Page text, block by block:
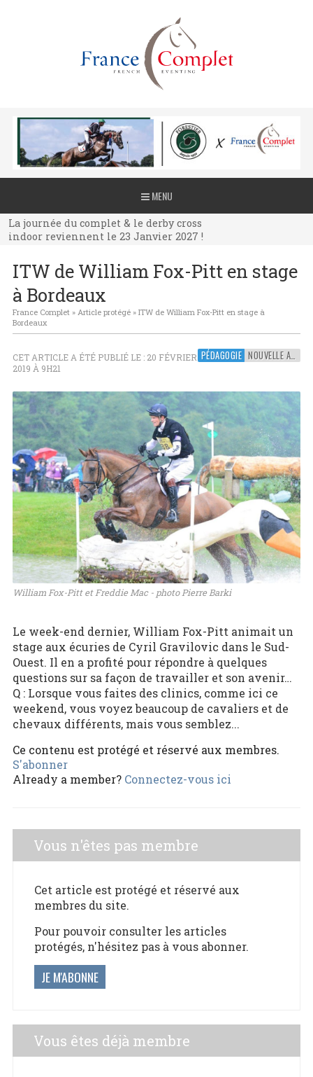
MENU
La journée du complet & le derby cross
indoor reviennent le 23 Janvier 2027 !
La journée du complet & le derby cross
indoor reviennent le 23 Janvier 2027 !
indoor reviennent le 23 Janvier 2027 !
ITW de William Fox-Pitt en stage
à Bordeaux
France Complet» Article protégé» ITW de William Fox-Pitt en stage à
Bordeaux
PÉDAGOGIE NOUVELLE AQUITAINE
CET ARTICLE A ÉTÉ PUBLIÉ LE : 20 FÉVRIER
2019 À 9H21
William Fox-Pitt et Freddie Mac - photo Pierre Barki
Le week-end dernier, William Fox-Pitt animait un
stage aux écuries de Cyril Gravilovic dans le Sud-
Ouest. Il en a profité pour répondre à quelques
questions sur sa façon de travailler et son avenir…
Q : Lorsque vous faites des clinics, comme ici ce
weekend, vous voyez beaucoup de cavaliers et de
chevaux différents, mais vous semblez...
Ce contenu est protégé et réservé aux membres.
S'abonner
Already a member? Connectez-vous ici
Vous n'êtes pas membre
Cet article est protégé et réservé aux
membres du site.
Pour pouvoir consulter les articles
protégés, n'hésitez pas à vous abonner.
JE M'ABONNE
Vous êtes déjà membre